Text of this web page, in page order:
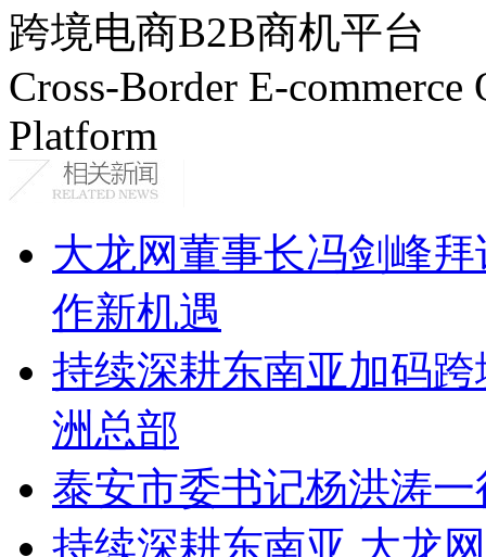
跨境电商B2B商机平台
Cross-Border E-
Platform
大龙网董事长冯剑峰
作新机遇
持续深耕东南亚加码
洲总部
泰安市委书记杨洪涛
持续深耕东南亚 大龙